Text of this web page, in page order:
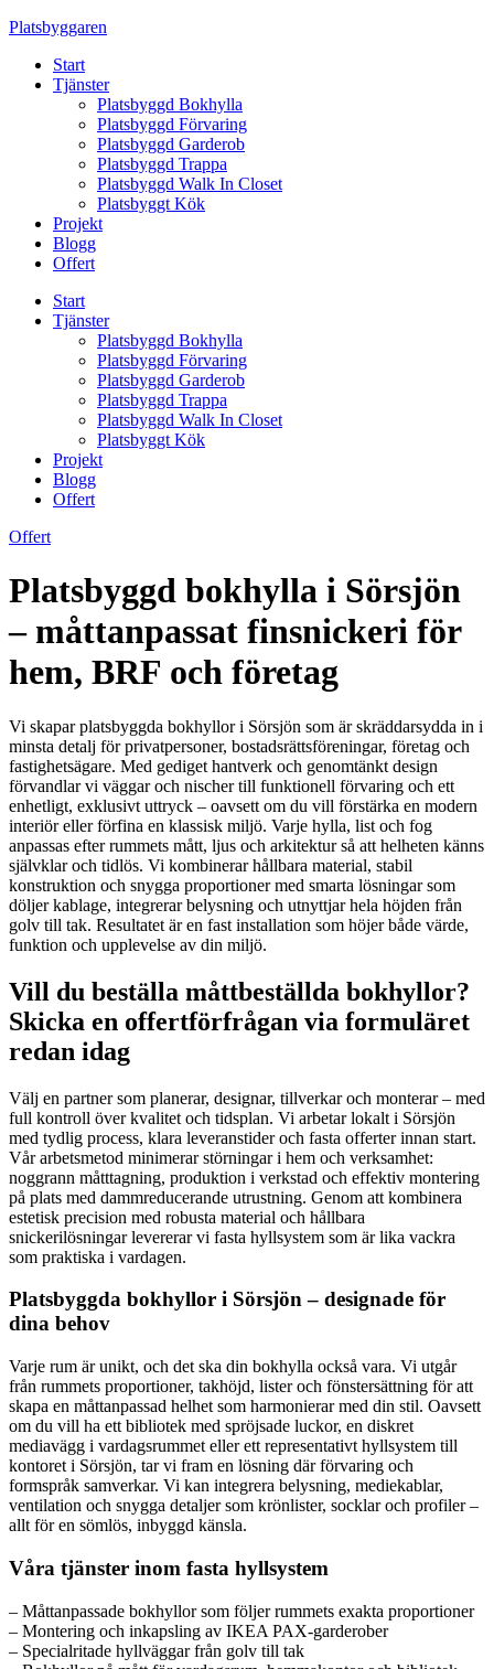
Skip
content
Platsbyggaren
Start
Tjänster
Platsbyggd Bokhylla
Platsbyggd Förvaring
Platsbyggd Garderob
Platsbyggd Trappa
Platsbyggd Walk In Closet
Platsbyggt Kök
Projekt
Blogg
Offert
Start
Tjänster
Platsbyggd Bokhylla
Platsbyggd Förvaring
Platsbyggd Garderob
Platsbyggd Trappa
Platsbyggd Walk In Closet
Platsbyggt Kök
Projekt
Blogg
Offert
Offert
Platsbyggd bokhylla i Sörsjön
– måttanpassat finsnickeri för
hem, BRF och företag
Vi skapar platsbyggda bokhyllor i Sörsjön som är skräddarsydda in i
minsta detalj för privatpersoner, bostadsrättsföreningar, företag och
fastighetsägare. Med gediget hantverk och genomtänkt design
förvandlar vi väggar och nischer till funktionell förvaring och ett
enhetligt, exklusivt uttryck – oavsett om du vill förstärka en modern
interiör eller förfina en klassisk miljö. Varje hylla, list och fog
anpassas efter rummets mått, ljus och arkitektur så att helheten känns
självklar och tidlös. Vi kombinerar hållbara material, stabil
konstruktion och snygga proportioner med smarta lösningar som
döljer kablage, integrerar belysning och utnyttjar hela höjden från
golv till tak. Resultatet är en fast installation som höjer både värde,
funktion och upplevelse av din miljö.
Vill du beställa måttbeställda bokhyllor?
Skicka en offertförfrågan via formuläret
redan idag
Välj en partner som planerar, designar, tillverkar och monterar – med
full kontroll över kvalitet och tidsplan. Vi arbetar lokalt i Sörsjön
med tydlig process, klara leveranstider och fasta offerter innan start.
Vår arbetsmetod minimerar störningar i hem och verksamhet:
noggrann måtttagning, produktion i verkstad och effektiv montering
på plats med dammreducerande utrustning. Genom att kombinera
estetisk precision med robusta material och hållbara
snickerilösningar levererar vi fasta hyllsystem som är lika vackra
som praktiska i vardagen.
Platsbyggda bokhyllor i Sörsjön – designade för
dina behov
Varje rum är unikt, och det ska din bokhylla också vara. Vi utgår
från rummets proportioner, takhöjd, lister och fönstersättning för att
skapa en måttanpassad helhet som harmonierar med din stil. Oavsett
om du vill ha ett bibliotek med spröjsade luckor, en diskret
mediavägg i vardagsrummet eller ett representativt hyllsystem till
kontoret i Sörsjön, tar vi fram en lösning där förvaring och
formspråk samverkar. Vi kan integrera belysning, mediekablar,
ventilation och snygga detaljer som krönlister, socklar och profiler –
allt för en sömlös, inbyggd känsla.
Våra tjänster inom fasta hyllsystem
– Måttanpassade bokhyllor som följer rummets exakta proportioner
– Montering och inkapsling av IKEA PAX-garderober
– Specialritade hyllväggar från golv till tak